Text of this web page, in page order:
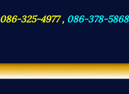
086-325-4977, 086-378-5868